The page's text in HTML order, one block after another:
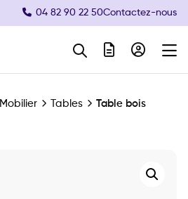
04 82 90 22 50Contactez-nous
Mobilier Tables
Table bois